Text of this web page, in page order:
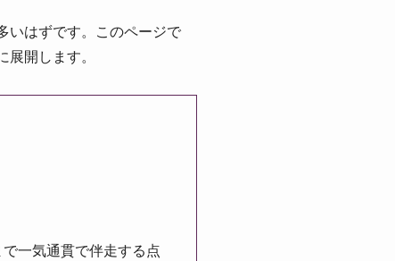
いはずです。このページで
開します。
一気通貫で伴走する点